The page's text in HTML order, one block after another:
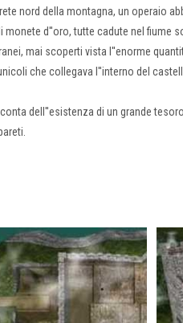
nord della montagna, un operaio
d''oro, tutte cadute nel fiume
mai scoperti vista l''enorme
che collegava l''interno del
dell''esistenza di un grande